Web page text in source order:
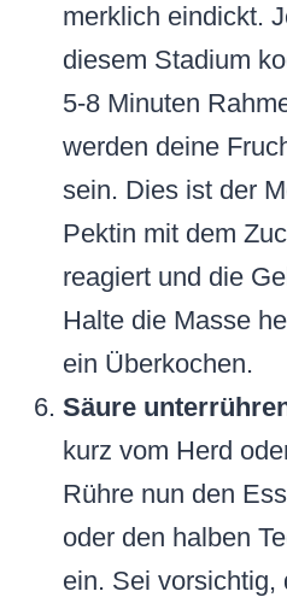
merklich eindickt.
diesem Stadium
5-8 Minuten
werden deine
sein. Dies ist der
Pektin mit dem
reagiert und die
Halte die Masse
ein Überkochen.
Säure
kurz vom Herd
Rühre nun den
oder den halben
ein. Sei vorsichtig,